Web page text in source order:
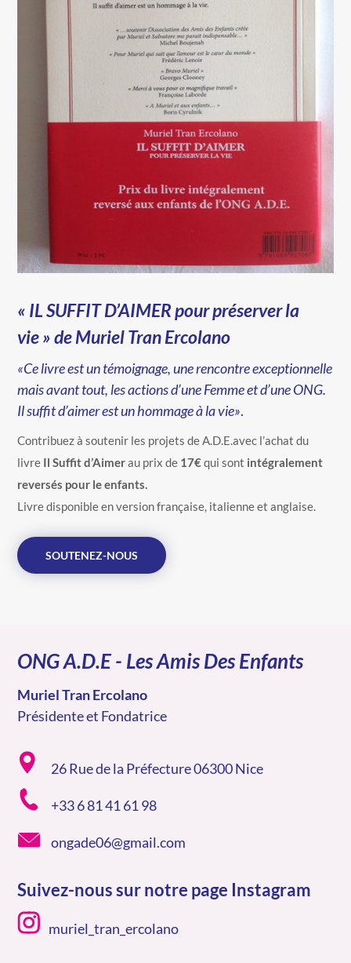
« IL SUFFIT D’AIMER pour préserver la
vie » de Muriel Tran Ercolano
«Ce livre est un témoignage, une rencontre exceptionnelle
mais avant tout, les actions d’une Femme et d’une ONG.
Il suffit d’aimer est un hommage à la vie».
Contribuez à soutenir les projets de A.D.E.avec l’achat du
livre Il Suffit d’Aimerau prix de 17€qui sont intégralement
reversés pour le enfants.
Livre disponible en version française, italienne et anglaise.
SOUTENEZ-NOUS
ONG A.D.E - Les Amis Des Enfants
Muriel Tran Ercolano
Présidente et Fondatrice
26 Rue de la Préfecture 06300 Nice
+33 6 81 41 61 98
ongade06@gmail.com
Suivez-nous sur notre page Instagram
muriel_tran_ercolano